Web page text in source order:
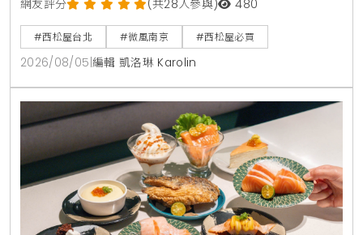
褲型紙尿褲、包屁衣與熱銷安撫玩具。慶祝開幕推出全
館消費禮與指定夏裝8折優惠，打造台北家長一站式育
兒購物指南。
網友評分 (共28人參與) 480
#西松屋台北 #微風南京 #西松屋必買
2026/08/05 編輯 凱洛琳 Karolin